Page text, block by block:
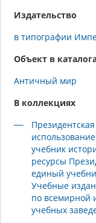
Издательство
в типографии
Объект в
Античный мир
В коллекциях
учебник
ресурсы
единый
Учебные
по всемирной
учебных